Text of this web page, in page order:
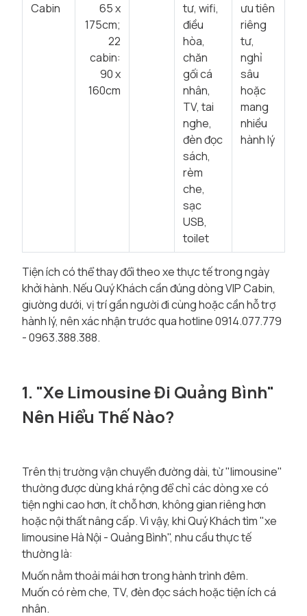
Cabin
65 x
175cm;
22
cabin:
90 x
160cm
tư, wifi,
điều
hòa,
chăn
gối cá
nhân,
TV, tai
nghe,
đèn đọc
sách,
rèm
che,
sạc
USB,
toilet
ưu tiên
riêng
tư,
nghỉ
sâu
hoặc
mang
nhiều
hành lý
Tiện ích có thể thay đổi theo xe thực tế trong ngày
khởi hành. Nếu Quý Khách cần đúng dòng VIP Cabin,
giường dưới, vị trí gần người đi cùng hoặc cần hỗ trợ
hành lý, nên xác nhận trước qua hotline 0914.077.779
- 0963.388.388.
1. "Xe Limousine Đi Quảng Bình"
Nên Hiểu Thế Nào?
Trên thị trường vận chuyển đường dài, từ "limousine"
thường được dùng khá rộng để chỉ các dòng xe có
tiện nghi cao hơn, ít chỗ hơn, không gian riêng hơn
hoặc nội thất nâng cấp. Vì vậy, khi Quý Khách tìm "xe
limousine Hà Nội - Quảng Bình", nhu cầu thực tế
thường là:
Muốn nằm thoải mái hơn trong hành trình đêm.
Muốn có rèm che, TV, đèn đọc sách hoặc tiện ích cá
nhân.